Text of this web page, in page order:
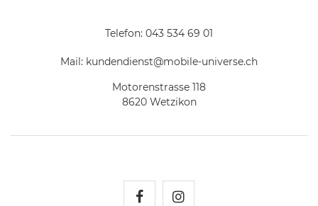
Telefon: 043 534 69 01
Mail: kundendienst@mobile-universe.ch
Motorenstrasse 118
8620 Wetzikon